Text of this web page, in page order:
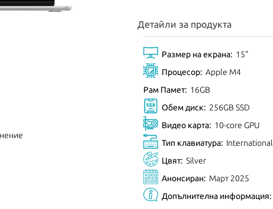
Детайли за продукта
Размер на екрана: 15"
Процесор: Apple M4
Рам Памет: 16GB
Обем диск: 256GB SSD
Видео карта: 10-core GPU
Тип клавиатура: International
Цвят: Silver
Анонсиран: Март 2025
Допълнителна информация: